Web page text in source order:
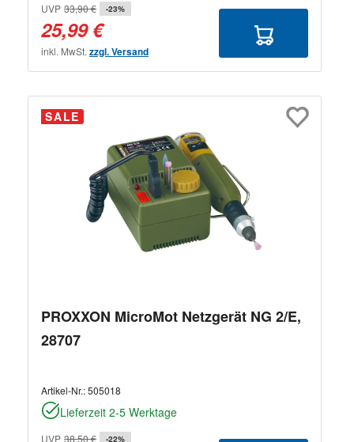
UVP 33,90 € -23%
25,99 €
inkl. MwSt. zzgl. Versand
SALE
PROXXON MicroMot Netzgerät NG 2/E,
28707
Artikel-Nr.:505018
Lieferzeit 2-5 Werktage
UVP 38,50 € -22%